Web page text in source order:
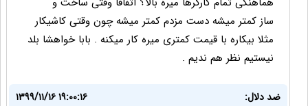
ساز کمتر میشه دست مزدم کمتر میشه چون وقتی کاشیکار
مثلا بیکاره با قیمت کمتری میره کار میکنه . بابا خواهشا بلد
نیستیم نظر هم ندیم .
ضد دلال:
۱۳۹۹/۱۱/۱۶ ۱۹:۰۰:۱۶